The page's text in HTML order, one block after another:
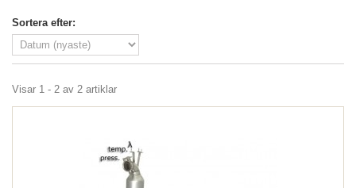
Sortera efter:
Visar 1 - 2 av 2 artiklar